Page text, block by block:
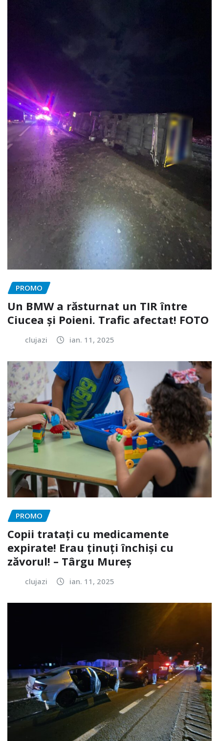
PROMO
Un BMW a răsturnat un TIR între
Ciucea și Poieni. Trafic afectat! FOTO
clujazi ian. 11, 2025
PROMO
Copii tratați cu medicamente
expirate! Erau ținuți închiși cu
zăvorul! – Târgu Mureș
clujazi ian. 11, 2025